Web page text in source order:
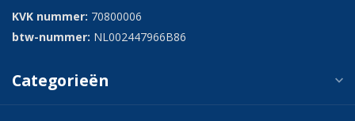
KVK nummer: 70800006
btw-nummer: NL002447966B86
Categorieën